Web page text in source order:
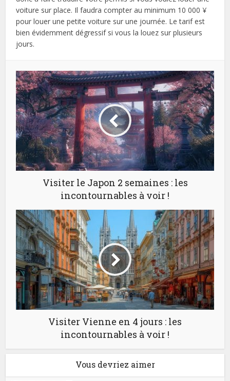
voiture sur place. Il faudra compter au minimum 10 000 ¥
pour louer une petite voiture sur une journée. Le tarif est
bien évidemment dégressif si vous la louez sur plusieurs
jours.
Visiter le Japon 2 semaines : les
incontournables à voir !
Visiter Vienne en 4 jours : les
incontournables à voir !
Vous devriez aimer